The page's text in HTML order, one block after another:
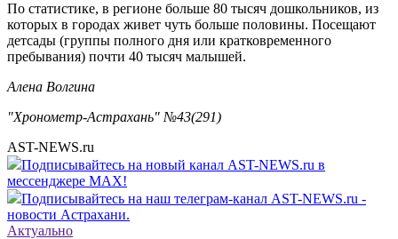
По статистике, в регионе больше 80 тысяч дошкольников, из
которых в городах живет чуть больше половины. Посещают
детсады (группы полного дня или кратковременного
пребывания) почти 40 тысяч малышей.
Алена Волгина
"Хронометр-Астрахань" №43(291)
AST-NEWS.ru
Подписывайтесь на новый канал AST-NEWS.ru в
мессенджере MAX!
Подписывайтесь на наш телеграм-канал AST-NEWS.ru -
новости Астрахани.
Актуально